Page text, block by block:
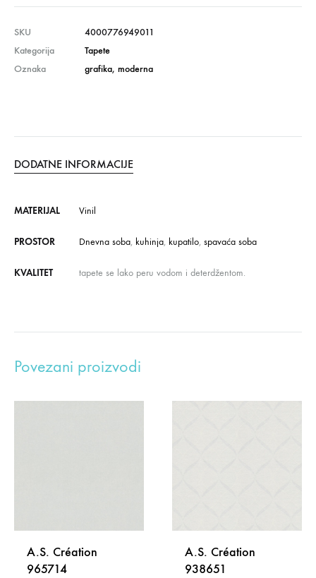
SKU
4000776949011
Kategorija
Tapete
Oznaka
grafika, moderna
DODATNE INFORMACIJE
MATERIJAL Vinil
PROSTOR Dnevna soba, kuhinja, kupatilo, spavaća soba
KVALITET tapete se lako peru vodom i deterdžentom.
Povezani proizvodi
A.S. Création
965714
A.S. Création
938651